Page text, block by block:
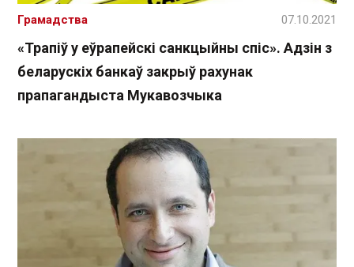
«Трапіў у еўрапейскі санкцыйны спіс». Адзін з
беларускіх банкаў закрыў рахунак
прапагандыста Мукавозчыка
Грамадства 07.10.2021